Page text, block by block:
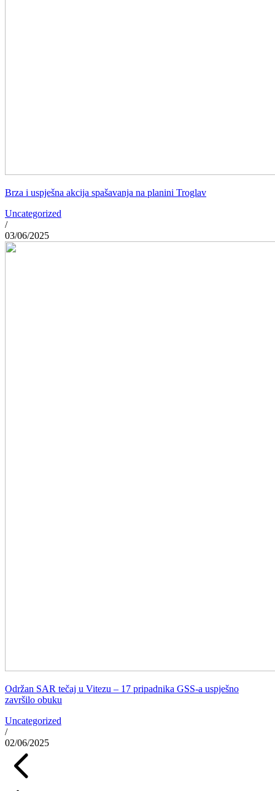
Brza i uspješna akcija spašavanja na planini Troglav
Uncategorized
/
03/06/2025
Održan SAR tečaj u Vitezu – 17 pripadnika GSS-a uspješno
završilo obuku
Uncategorized
/
02/06/2025